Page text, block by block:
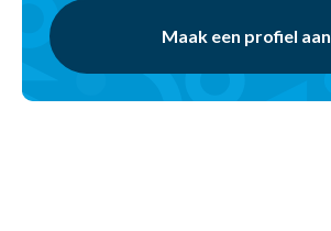
Maak een profiel aan